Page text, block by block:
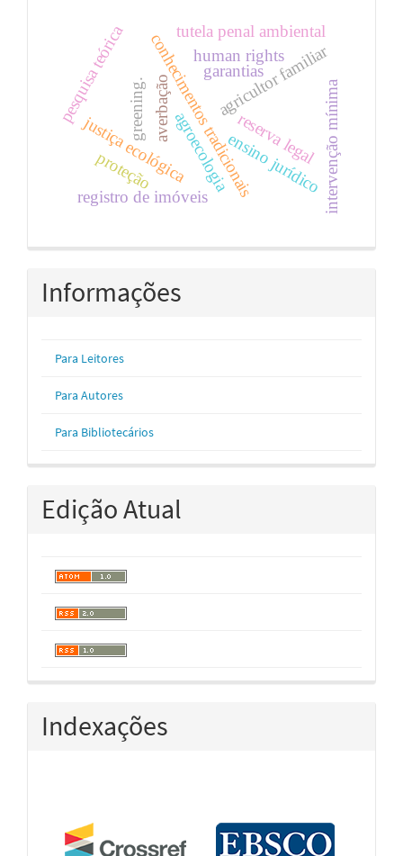
justiça ecológicaagroecologia
conhecimentos tradicionaisagricultor familiar
tutela penal ambiental
registro de imóveis
averbação reserva legal
ensino jurídico
pesquisa teórica
intervenção mínima
garantias
greening.
human rights
proteção
Informações
Para Leitores
Para Autores
Para Bibliotecários
Edição Atual
Indexações